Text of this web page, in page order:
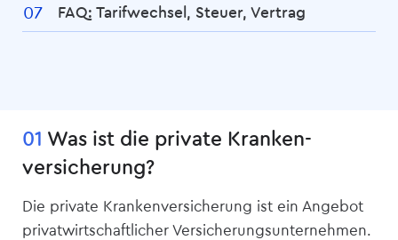
FAQ: Tarifwechsel, Steuer, Vertrag
01 Was ist die private Kranken­
versicherung?
Die private Kranken­­versicherung ist ein Angebot
privatwirtschaftlicher Versicherungsunternehmen.